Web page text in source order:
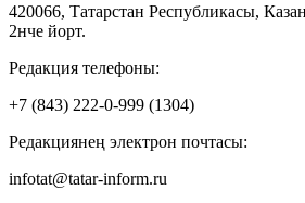
420066, Татарстан Республикасы,
2нче йорт.
Редакция телефоны:
+7 (843) 222-0-999 (1304)
Редакциянең электрон почтасы:
infotat@tatar-inform.ru